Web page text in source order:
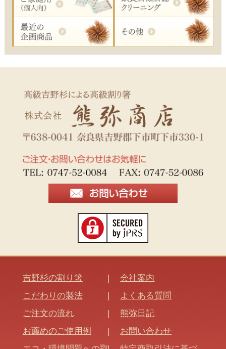
吉野杉の割り箸
こだわりの製法
ご注文の流れ
お薦めのご使用例
会社案内
よくある質問
熊弥日記
お問い合わせ